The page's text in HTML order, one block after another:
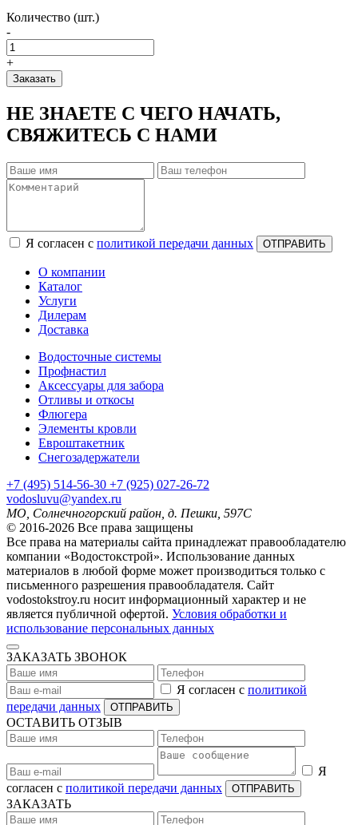
Количество (шт.)
-
+
Заказать
НЕ ЗНАЕТЕ С ЧЕГО НАЧАТЬ,
СВЯЖИТЕСЬ С НАМИ
Я согласен с политикой передачи данных ОТПРАВИТЬ
О компании
Каталог
Услуги
Дилерам
Доставка
Водосточные системы
Профнастил
Аксессуары для забора
Отливы и откосы
Флюгера
Элементы кровли
Евроштакетник
Снегозадержатели
+7 (495) 514-56-30 +7 (925) 027-26-72
vodosluvu@yandex.ru
МО, Солнечногорский район, д. Пешки, 597С
© 2016-2026 Все права защищены
Все права на материалы сайта принадлежат правообладателю
компании «Водостокстрой». Использование данных
материалов в любой форме может производиться только с
письменного разрешения правообладателя. Сайт
vodostokstroy.ru носит информационный характер и не
является публичной офертой. Условия обработки и
использование персональных данных
ЗАКАЗАТЬ ЗВОНОК
Я согласен с политикой
передачи данных
ОТПРАВИТЬ
ОСТАВИТЬ ОТЗЫВ
Я
согласен с политикой передачи данных ОТПРАВИТЬ
ЗАКАЗАТЬ